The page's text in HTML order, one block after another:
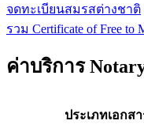
จดทะเบียนสมรสต่างชาติ
รวม Certificate of Free to
ค่าบริการ
ประเภทเอกส